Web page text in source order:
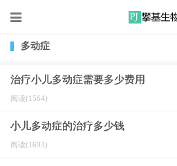
多动症
治疗小儿多动症需要多少费用
阅读(1564)
小儿多动症的治疗多少钱
阅读(1693)